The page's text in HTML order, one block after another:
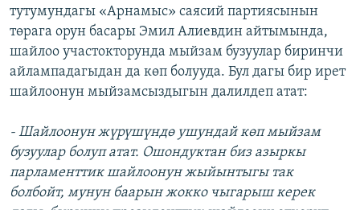
тутумундагы «Арнамыс» саясий партиясынын
төрага орун басары Эмил Алиевдин айтымында,
шайлоо участокторунда мыйзам бузуулар биринчи
айлампадагыдан да көп болууда. Бул дагы бир ирет
шайлоонун мыйзамсыздыгын далилдеп атат:
- Шайлоонун жүрүшүндө ушундай көп мыйзам
бузуулар болуп атат. Ошондуктан биз азыркы
парламенттик шайлоонун жыйынтыгы так
болбойт, мунун баарын жокко чыгарыш керек